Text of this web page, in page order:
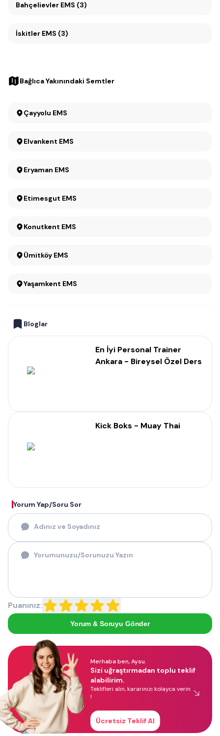
Bahçelievler EMS (3)
İskitler EMS (3)
Bağlıca Yakınındaki Semtler
Çayyolu EMS
Elvankent EMS
Eryaman EMS
Etimesgut EMS
Konutkent EMS
Ümitköy EMS
Yaşamkent EMS
Bloglar
En İyi Personal Trainer
Ankara - Bireysel Özel Ders
Kick Boks - Muay Thai
Yorum Yap/Soru Sor
Puanınız:
Yorum & Soruyu Gönder
Merhaba ben, Aysu.
Sizi uğraştırmadan toplu teklif
alabilirim.
Teklifleri alın, kararınızı kolayca verin
!
Ücretsiz Teklif Al